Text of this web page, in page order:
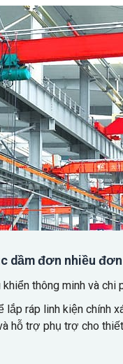
dầm đơn nhiều
thông minh và chi
ráp linh kiện chính
hỗ trợ phụ trợ cho